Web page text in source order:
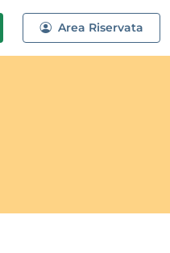
Area Riservata